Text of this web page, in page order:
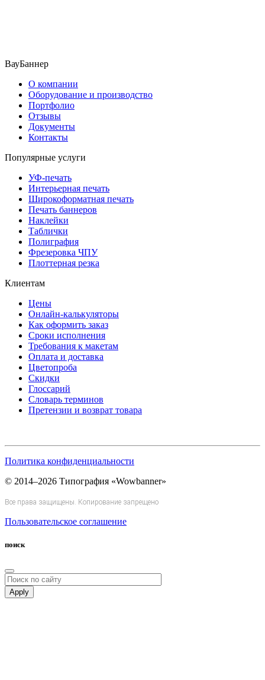
ВауБаннер
О компании
Оборудование и производство
Портфолио
Отзывы
Документы
Контакты
Популярные услуги
УФ-печать
Интерьерная печать
Широкоформатная печать
Печать баннеров
Наклейки
Таблички
Полиграфия
Фрезеровка ЧПУ
Плоттерная резка
Клиентам
Цены
Онлайн-калькуляторы
Как оформить заказ
Сроки исполнения
Требования к макетам
Оплата и доставка
Цветопроба
Скидки
Глоссарий
Словарь терминов
Претензии и возврат товара
Политика конфиденциальности
© 2014–2026 Типография «Wowbanner»
Все права защищены. Копирование запрещено
Пользовательское соглашение
поиск